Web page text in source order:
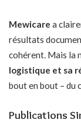
Mewicare a
résultats
cohérent. Mais la
logistique et sa
bout en bout – du
Publications